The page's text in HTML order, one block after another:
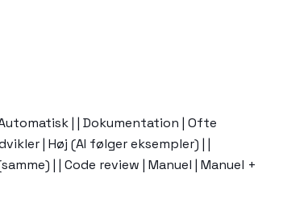
| | Dokumentation | Ofte
| Høj (AI følger eksempler) | |
| | Code review | Manuel | Manuel +